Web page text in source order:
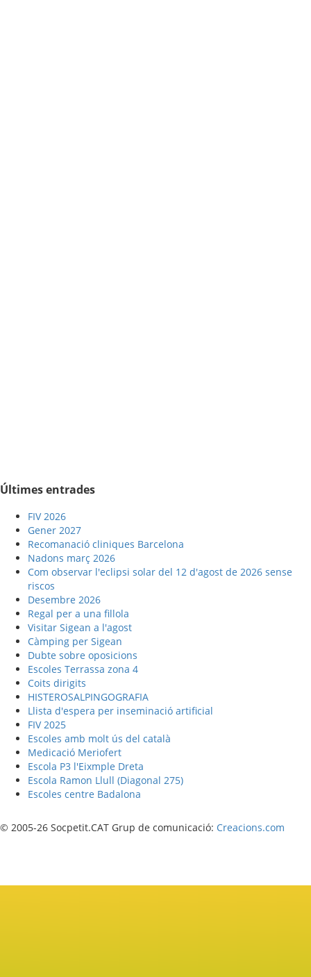
Últimes entrades
FIV 2026
Gener 2027
Recomanació cliniques Barcelona
Nadons març 2026
Com observar l'eclipsi solar del 12 d'agost de 2026 sense
riscos
Desembre 2026
Regal per a una fillola
Visitar Sigean a l'agost
Càmping per Sigean
Dubte sobre oposicions
Escoles Terrassa zona 4
Coits dirigits
HISTEROSALPINGOGRAFIA
Llista d'espera per inseminació artificial
FIV 2025
Escoles amb molt ús del català
Medicació Meriofert
Escola P3 l'Eixmple Dreta
Escola Ramon Llull (Diagonal 275)
Escoles centre Badalona
© 2005-26 Socpetit.CAT Grup de comunicació: Creacions.com